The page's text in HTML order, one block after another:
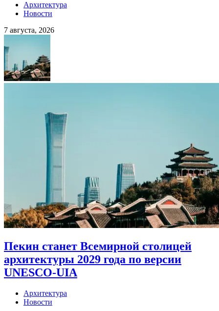
Архитектура
Новости
7 августа, 2026
Пекин станет Всемирной столицей
архитектуры 2029 года по версии
UNESCO-UIA
Архитектура
Новости